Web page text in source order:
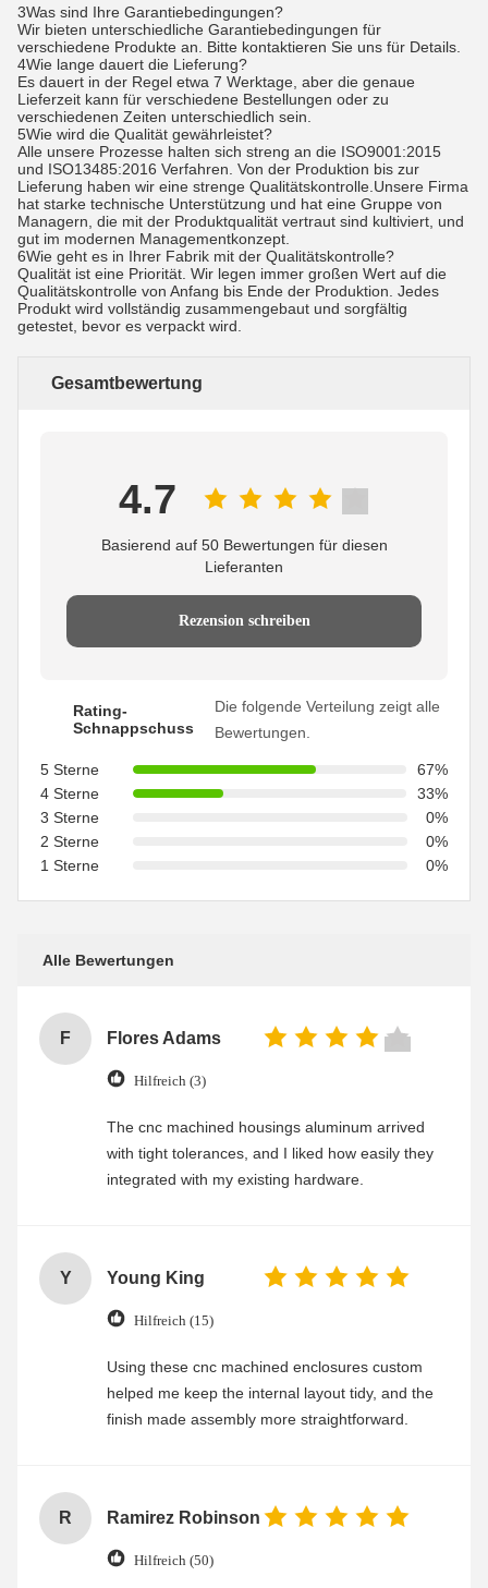
3Was sind Ihre Garantiebedingungen?
Wir bieten unterschiedliche Garantiebedingungen für
verschiedene Produkte an. Bitte kontaktieren Sie uns für Details.
4Wie lange dauert die Lieferung?
Es dauert in der Regel etwa 7 Werktage, aber die genaue
Lieferzeit kann für verschiedene Bestellungen oder zu
verschiedenen Zeiten unterschiedlich sein.
5Wie wird die Qualität gewährleistet?
Alle unsere Prozesse halten sich streng an die ISO9001:2015
und ISO13485:2016 Verfahren. Von der Produktion bis zur
Lieferung haben wir eine strenge Qualitätskontrolle.Unsere Firma
hat starke technische Unterstützung und hat eine Gruppe von
Managern, die mit der Produktqualität vertraut sind kultiviert, und
gut im modernen Managementkonzept.
6Wie geht es in Ihrer Fabrik mit der Qualitätskontrolle?
Qualität ist eine Priorität. Wir legen immer großen Wert auf die
Qualitätskontrolle von Anfang bis Ende der Produktion. Jedes
Produkt wird vollständig zusammengebaut und sorgfältig
getestet, bevor es verpackt wird.
Gesamtbewertung
4.7
Basierend auf 50 Bewertungen für diesen
Lieferanten
Rezension schreiben
Rating-
Schnappschuss
Die folgende Verteilung zeigt alle
Bewertungen.
5 Sterne
67%
4 Sterne
33%
3 Sterne
0%
2 Sterne
0%
1 Sterne
0%
Alle Bewertungen
F Flores Adams
Hilfreich (3)
The cnc machined housings aluminum arrived
with tight tolerances, and I liked how easily they
integrated with my existing hardware.
Y Young King
Hilfreich (15)
Using these cnc machined enclosures custom
helped me keep the internal layout tidy, and the
finish made assembly more straightforward.
R Ramirez Robinson
Hilfreich (50)